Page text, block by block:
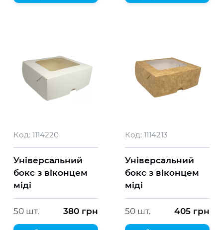
Код: 1114220
Універсальний
бокс з віконцем
міді
50 шт. 380 грн
Код: 1114213
Універсальний
бокс з віконцем
міді
50 шт. 405 грн